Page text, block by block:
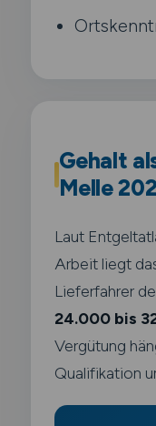
Gehalt
Melle
Laut
Arbeit liegt
Lieferfahrer
24.000 bis
Vergütung
Qualifikation